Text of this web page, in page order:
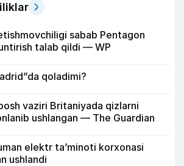
sabab Pentagon
talab qildi — WP
qoladimi?
vaziri Britaniyada qizlarni
ushlangan — The Guardian
elektr ta’minoti korxonasi
ushlandi